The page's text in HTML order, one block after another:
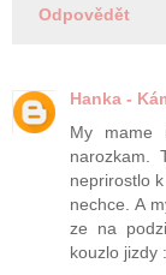
Odpovědět
Hanka -
My mame
narozkam.
neprirostlo
nechce. A
ze na
kouzlo jizdy